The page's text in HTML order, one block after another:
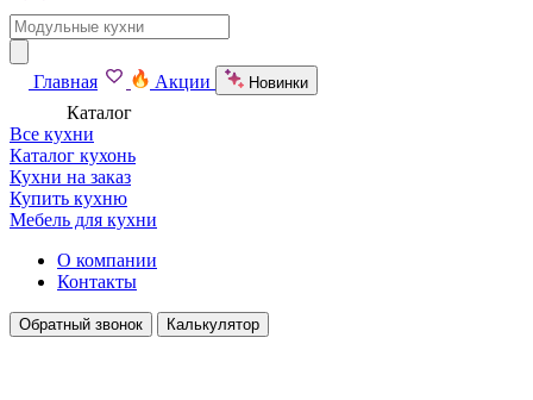
Главная Акции Новинки
Каталог
Все кухни
Каталог кухонь
Кухни на заказ
Купить кухню
Мебель для кухни
О компании
Контакты
Обратный звонок Калькулятор